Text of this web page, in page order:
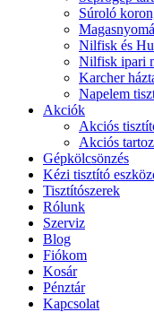
Súroló
Nilfisk és
Nilfisk ipari
Karcher
Napelem
Akciók
Akciós
Akciós
Gépkölcsönzés
Kézi tisztító
Tisztítószerek
Rólunk
Szerviz
Blog
Fiókom
Kosár
Pénztár
Kapcsolat